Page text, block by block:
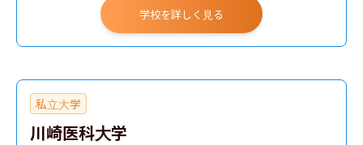
学校教育教員養成課程小学校教育専攻（算数教育プログ
学校教育教員養成課程小学校教育専攻（理科教育プログ
ラム）
学校を詳しく見る
私立大学
川崎医科大学